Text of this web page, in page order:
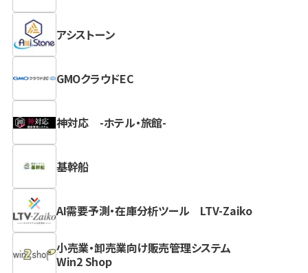
アシストーン
GMOクラウドEC
神対応 -ホテル・旅館-
基幹船
AI需要予測・在庫分析ツール LTV-Zaiko
小売業・卸売業向け販売管理システム
Win2 Shop